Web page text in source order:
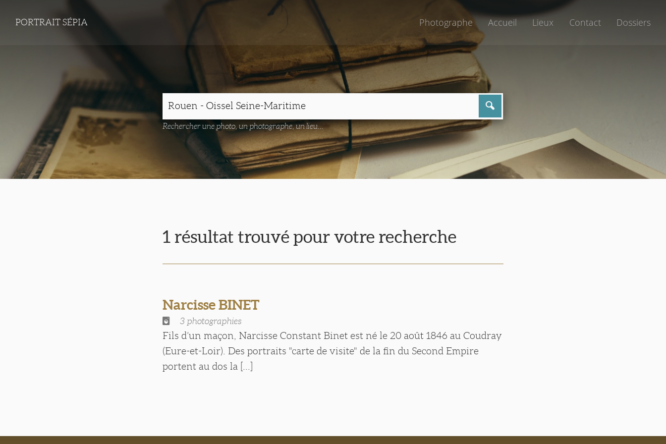
PORTRAIT SÉPIA Photographe Accueil Lieux Contact Dossiers
Rechercher une photo, un photographe, un lieu...
1 résultat trouvé pour votre recherche
Narcisse BINET
3 photographies
Fils d’un maçon, Narcisse Constant Binet est né le 20 août 1846 au Coudray
(Eure-et-Loir). Des portraits "carte de visite" de la fin du Second Empire
portent au dos la [...]